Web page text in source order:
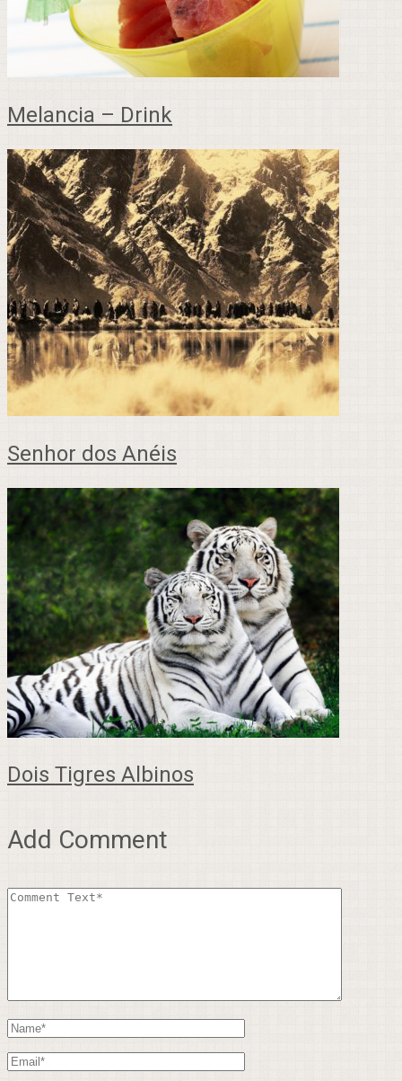
Melancia – Drink
Senhor dos Anéis
Dois Tigres Albinos
Add Comment